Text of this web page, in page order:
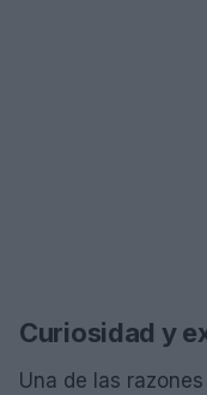
Curiosidad y
Una de las